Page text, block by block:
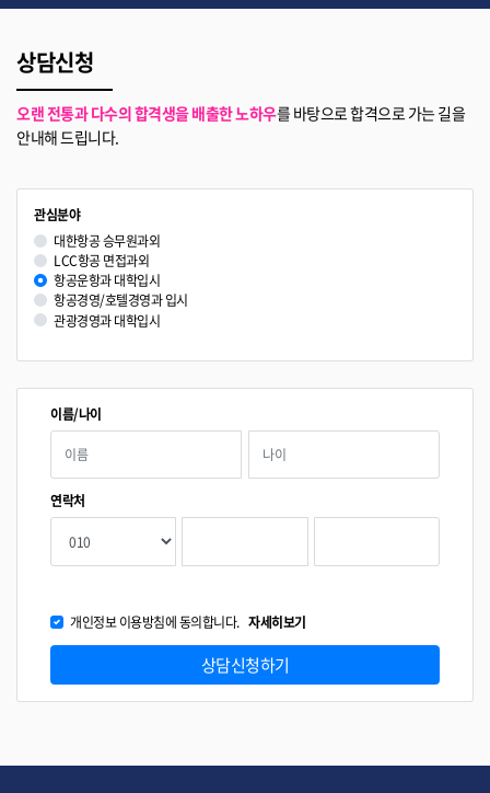
상담신청
오랜 전통과 다수의 합격생을 배출한 노하우를 바탕으로 합격으로 가는 길을
안내해 드립니다.
관심분야
대한항공 승무원과외
LCC항공 면접과외
항공운항과 대학입시
항공경영/호텔경영과 입시
관광경영과 대학입시
이름/나이
연락처
개인정보 이용방침에 동의합니다. 자세히보기
상담신청하기